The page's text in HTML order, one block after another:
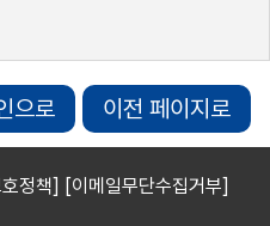
으로 이전 페이지로
정책] [이메일무단수집거부]